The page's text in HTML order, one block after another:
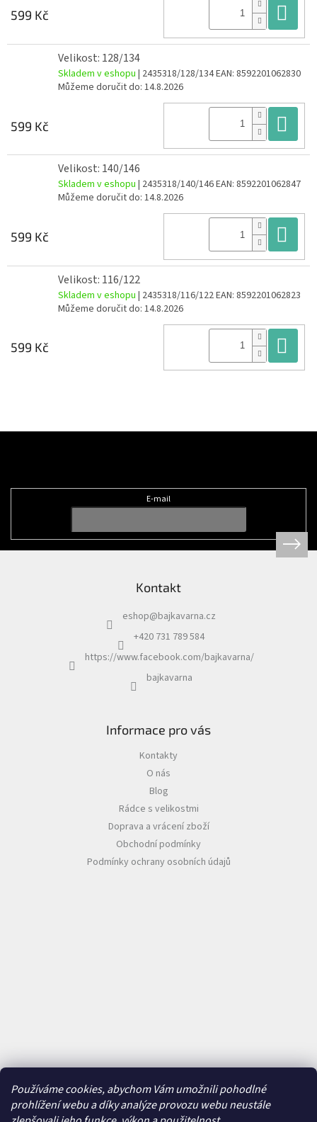
Používáme cookies, abychom Vám umožnili pohodlné
prohlížení webu a díky analýze provozu webu neustále
599 Kč
Velikost: 128/134
Skladem v eshopu | 2435318/128/134EAN: 8592201062830
Můžeme doručit do: 14.8.2026
599 Kč
Velikost: 140/146
Skladem v eshopu | 2435318/140/146EAN: 8592201062847
Můžeme doručit do: 14.8.2026
599 Kč
Velikost: 116/122
Skladem v eshopu | 2435318/116/122EAN: 8592201062823
Můžeme doručit do: 14.8.2026
599 Kč
E-mail
Kontakt
eshop@bajkavarna.cz
+420 731 789 584
https://www.facebook.com/bajkavarna/
bajkavarna
Informace pro vás
Kontakty
O nás
Blog
Rádce s velikostmi
Doprava a vrácení zboží
Obchodní podmínky
Podmínky ochrany osobních údajů